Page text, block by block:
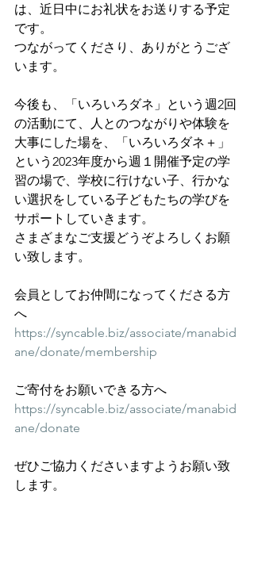
は、近日中にお礼状をお送りする予定
です。
つながってくださり、ありがとうござ
います。
今後も、「いろいろダネ」という週2回
の活動にて、人とのつながりや体験を
大事にした場を、「いろいろダネ＋」
という2023年度から週１開催予定の学
習の場で、学校に行けない子、行かな
い選択をしている子どもたちの学びを
サポートしていきます。
さまざまなご支援どうぞよろしくお願
い致します。
会員としてお仲間になってくださる方
へ
https://syncable.biz/associate/manabid
ane/donate/membership
ご寄付をお願いできる方へ
https://syncable.biz/associate/manabid
ane/donate
ぜひご協力くださいますようお願い致
します。